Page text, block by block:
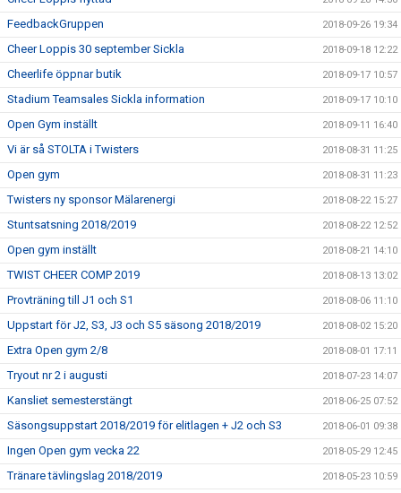
FeedbackGruppen 2018-09-26 19:34
Cheer Loppis 30 september Sickla 2018-09-18 12:22
Cheerlife öppnar butik 2018-09-17 10:57
Stadium Teamsales Sickla information 2018-09-17 10:10
Open Gym inställt 2018-09-11 16:40
Vi är så STOLTA i Twisters 2018-08-31 11:25
Open gym 2018-08-31 11:23
Twisters ny sponsor Mälarenergi 2018-08-22 15:27
Stuntsatsning 2018/2019 2018-08-22 12:52
Open gym inställt 2018-08-21 14:10
TWIST CHEER COMP 2019 2018-08-13 13:02
Provträning till J1 och S1 2018-08-06 11:10
Uppstart för J2, S3, J3 och S5 säsong 2018/2019 2018-08-02 15:20
Extra Open gym 2/8 2018-08-01 17:11
Tryout nr 2 i augusti 2018-07-23 14:07
Kansliet semesterstängt 2018-06-25 07:52
Säsongsuppstart 2018/2019 för elitlagen + J2 och S3 2018-06-01 09:38
Ingen Open gym vecka 22 2018-05-29 12:45
Tränare tävlingslag 2018/2019 2018-05-23 10:59